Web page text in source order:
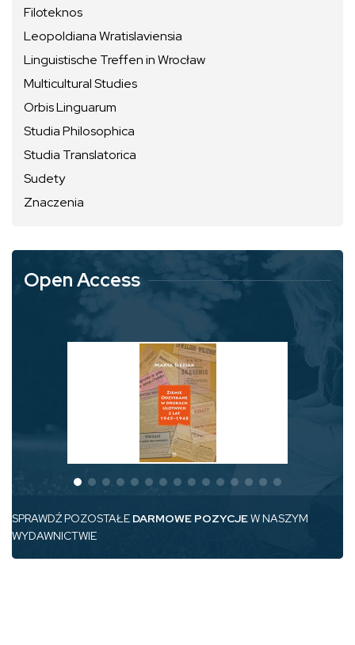
Filoteknos
Leopoldiana Wratislaviensia
Linguistische Treffen in Wrocław
Multicultural Studies
Orbis Linguarum
Studia Philosophica
Studia Translatorica
Sudety
Znaczenia
Open Access
SPRAWDŹ POZOSTAŁE DARMOWE POZYCJEW NASZYM
WYDAWNICTWIE